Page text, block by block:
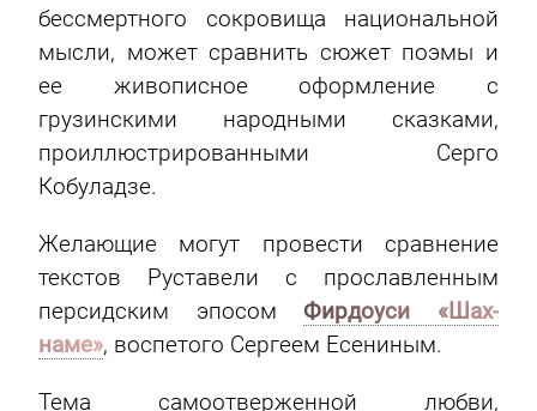
бессмертного сокровища национальной
мысли, может сравнить сюжет поэмы и
ее живописное оформление с
грузинскими народными сказками,
проиллюстрированными Серго
Кобуладзе.
Желающие могут провести сравнение
текстов Руставели с прославленным
персидским эпосомФирдоуси «Шах-
наме», воспетого Сергеем Есениным.
Тема самоотверженной любви,